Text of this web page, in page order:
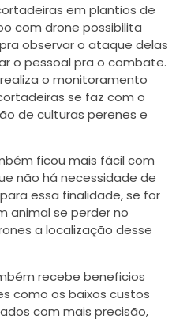
em plantios de
com drone possibilita
observar o ataque delas
o pessoal pra o combate.
o monitoramento
se faz com o
de culturas perenes e
ficou mais fácil com
não há necessidade de
essa finalidade, se for
animal se perder no
a localização desse
recebe beneficios
como os baixos custos
com mais precisão,